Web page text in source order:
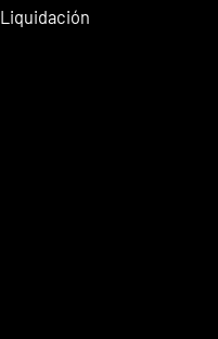
Liquidación